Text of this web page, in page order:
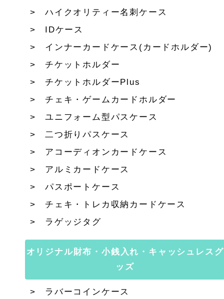
ハイクオリティー名刺ケース
IDケース
インナーカードケース(カードホルダー)
チケットホルダー
チケットホルダーPlus
チェキ・ゲームカードホルダー
ユニフォーム型パスケース
二つ折りパスケース
アコーディオンカードケース
アルミカードケース
パスポートケース
チェキ・トレカ収納カードケース
ラゲッジタグ
オリジナル財布・小銭入れ・キャッシュレスグ
ッズ
ラバーコインケース